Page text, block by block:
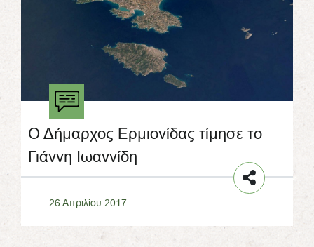
Ο Δήμαρχος Ερμιονίδας τίμησε το
Γιάννη Ιωαννίδη
26 Απριλίου 2017